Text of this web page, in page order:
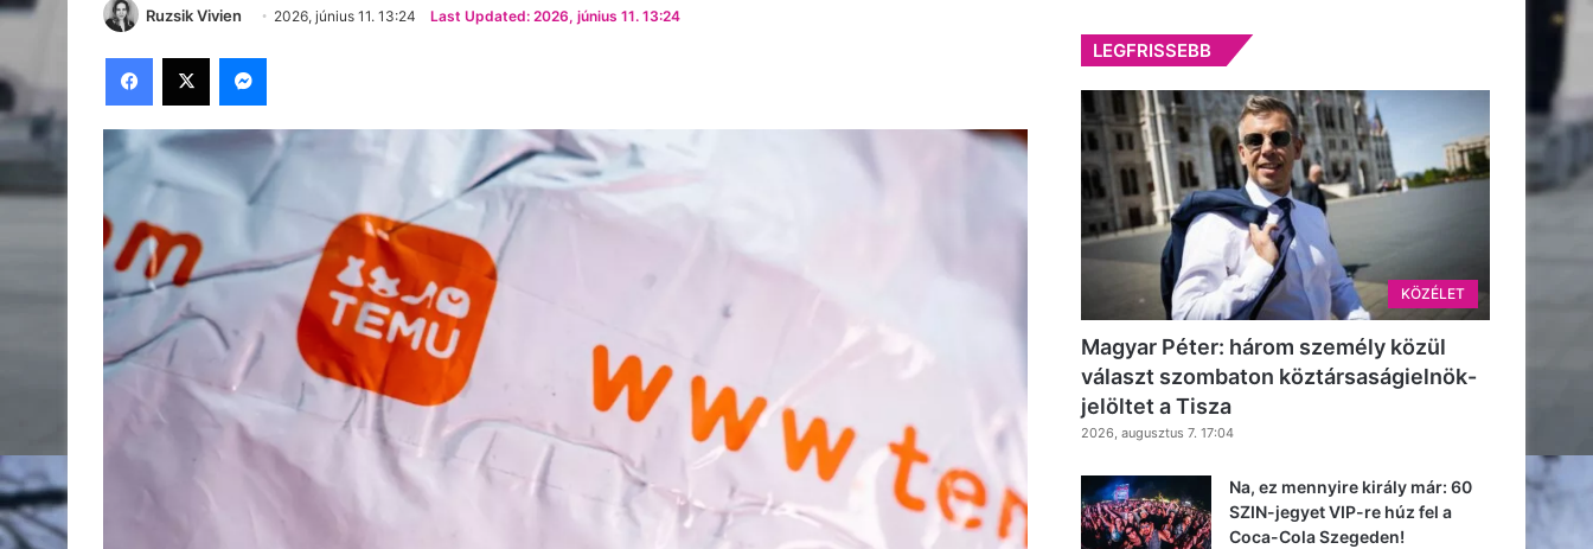
Ruzsik Vivien 2026, június 11. 13:24 Last Updated: 2026, június 11. 13:24
Facebook
X Messenger LEGFRISSEBB
KÖZÉLET
Magyar Péter: három személy közül
választ szombaton köztársaságielnök-
jelöltet a Tisza
2026, augusztus 7. 17:04
Na, ez mennyire király már: 60
SZIN-jegyet VIP-re húz fel a
Coca-Cola Szegeden!